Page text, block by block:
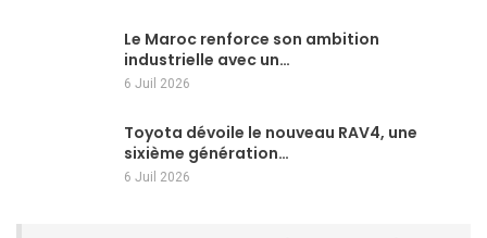
Le Maroc renforce son ambition
industrielle avec un…
6 Juil 2026
Toyota dévoile le nouveau RAV4, une
sixième génération…
6 Juil 2026